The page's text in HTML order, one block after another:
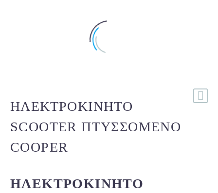
ΗΛΕΚΤΡΟΚΊΝΗΤΟ
SCOOTER ΠΤΥΣΣΌΜΕΝΟ
COOPER
ΗΛΕΚΤΡΟΚΊΝΗΤΟ